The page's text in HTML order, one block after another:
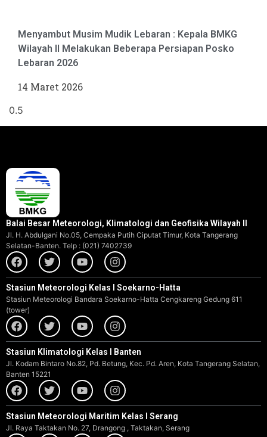
Menyambut Musim Mudik Lebaran : Kepala BMKG
Wilayah II Melakukan Beberapa Persiapan Posko
Lebaran 2026
14 Maret 2026
Balai Besar Meteorologi, Klimatologi dan Geofisika Wilayah II
Jl. H. Abdulgani No.05, Cempaka Putih Ciputat Timur, Kota Tangerang
Selatan-Banten. Telp : (021) 7402739
Stasiun Meteorologi Kelas I Soekarno-Hatta
Stasiun Meteorologi Bandara Soekarno-Hatta Cengkareng Gedung 611
(tower)
Stasiun Klimatologi Kelas I Banten
Jl. Kodam Bintaro No.82, Pd. Betung, Kec. Pd. Aren, Kota Tangerang Selatan,
Banten 15221
Stasiun Meteorologi Maritim Kelas I Serang
Jl. Raya Taktakan No. 27, Drangong , Taktakan, Serang